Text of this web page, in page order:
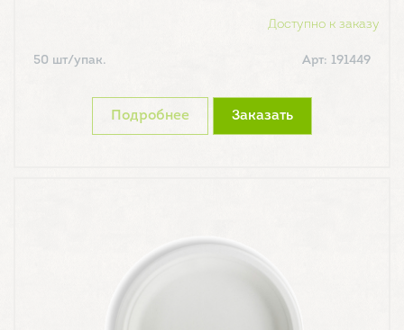
Доступно к заказу
50 шт/упак. Арт: 191449
Подробнее Заказать